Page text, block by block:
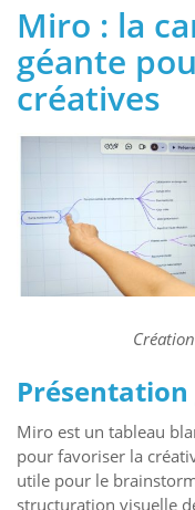
Miro : la
géante
créatives
Miro est un tableau
pour favoriser la
utile pour le
structuration visuelle